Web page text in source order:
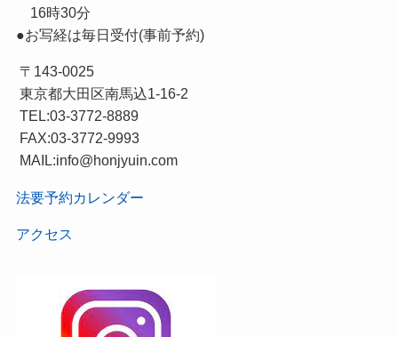
16時30分
●お写経は毎日受付(事前予約)
〒143-0025
東京都大田区南馬込1-16-2
TEL:03-3772-8889
FAX:03-3772-9993
MAIL:info@honjyuin.com
法要予約カレンダー
アクセス